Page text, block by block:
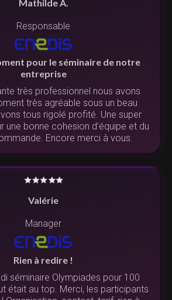
Mathilde A.
Responsable
pour le séminaire de notre
entreprise
très professionnel nous avons
très agréable sous un beau
tous rigolé profité. Une super
une bonne cohesion d’équipe et du
Encore merci à vous.
Valérie
Manager
Rien à redire !
séminaire Olympiades pour 100
était au top. Merci, les participants